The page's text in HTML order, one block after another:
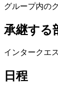
グループ内の
承継する
インタークエ
日程